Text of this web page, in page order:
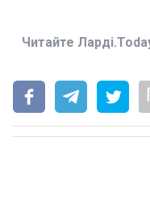
Читайте